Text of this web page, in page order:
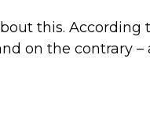
this. According
on the contrary